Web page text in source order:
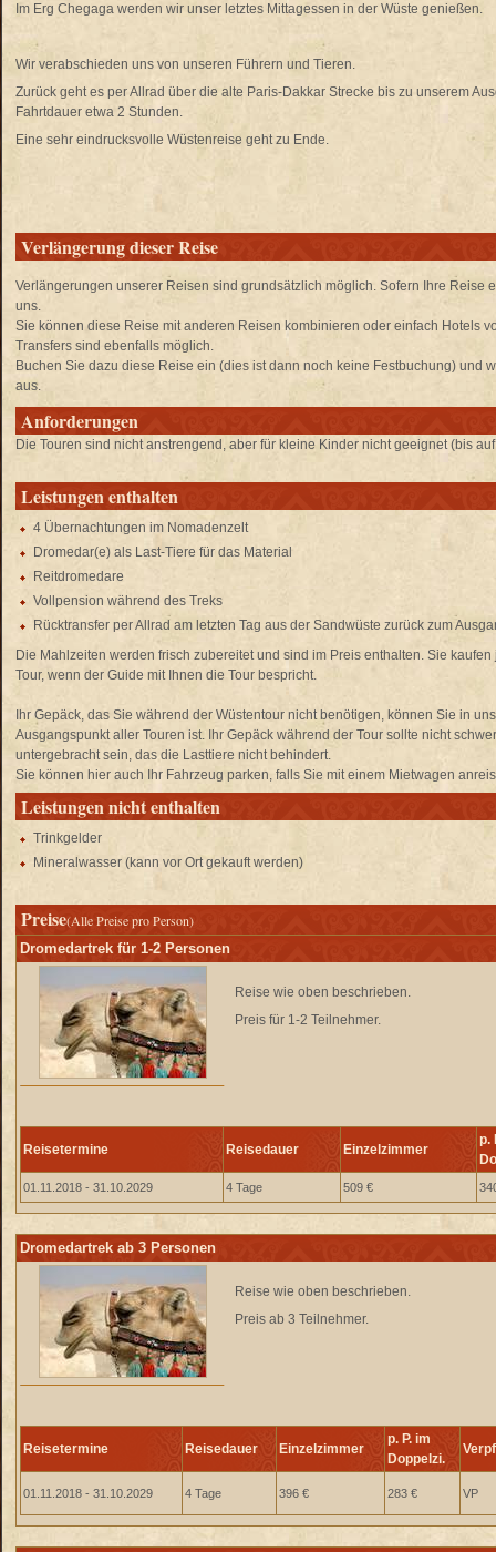
Im Erg Chegaga werden wir unser letztes Mittagessen in der Wüste genießen.
Wir verabschieden uns von unseren Führern und Tieren.
Zurück geht es per Allrad über die alte Paris-Dakkar Strecke bis zu unserem
Fahrtdauer etwa 2 Stunden.
Eine sehr eindrucksvolle Wüstenreise geht zu Ende.
Verlängerung dieser Reise
Verlängerungen unserer Reisen sind grundsätzlich möglich. Sofern Ihre Reise
uns.
Sie können diese Reise mit anderen Reisen kombinieren oder einfach Hotels
Transfers sind ebenfalls möglich.
Buchen Sie dazu diese Reise ein (dies ist dann noch keine Festbuchung) und
aus.
Anforderungen
Die Touren sind nicht anstrengend, aber für kleine Kinder nicht geeignet (bis
Leistungen enthalten
4 Übernachtungen im Nomadenzelt
Dromedar(e) als Last-Tiere für das Material
Reitdromedare
Vollpension während des Treks
Rücktransfer per Allrad am letzten Tag aus der Sandwüste zurück zum
Die Mahlzeiten werden frisch zubereitet und sind im Preis enthalten. Sie
Tour, wenn der Guide mit Ihnen die Tour bespricht.
Ihr Gepäck, das Sie während der Wüstentour nicht benötigen, können Sie in
Ausgangspunkt aller Touren ist. Ihr Gepäck während der Tour sollte nicht
untergebracht sein, das die Lasttiere nicht behindert.
Sie können hier auch Ihr Fahrzeug parken, falls Sie mit einem Mietwagen
Leistungen nicht enthalten
Trinkgelder
Mineralwasser (kann vor Ort gekauft werden)
Preise(Alle Preise pro Person)
Dromedartrek für 1-2 Personen
Reise wie oben beschrieben.
Preis für 1-2 Teilnehmer.
Reisetermine Reisedauer Einzelzimmer
p.
01.11.2018 - 31.10.2029 4 Tage 509 €
Dromedartrek ab 3 Personen
Reise wie oben beschrieben.
Preis ab 3 Teilnehmer.
Reisetermine Reisedauer Einzelzimmer
p. P. im
Doppelzi.
01.11.2018 - 31.10.2029 4 Tage 396 € 283 € VP